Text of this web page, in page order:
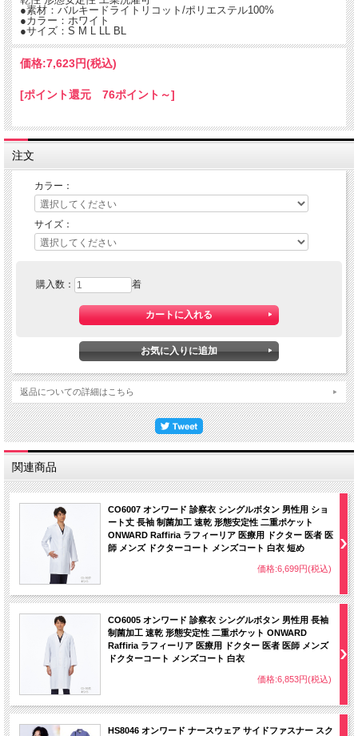
●素材：バルキードライトリコット/ポリエステル100%
●カラー：ホワイト
●サイズ：S M L LL BL
価格:7,623円(税込)
[ポイント還元 76ポイント～]
注文
カラー：
サイズ：
購入数： 着
返品についての詳細はこちら
関連商品
CO6007 オンワード 診察衣 シングルボタン 男性用 ショ
ート丈 長袖 制菌加工 速乾 形態安定性 二重ポケット
ONWARD Raffiria ラフィーリア 医療用 ドクター 医者 医
師 メンズ ドクターコート メンズコート 白衣 短め
価格:6,699円(税込)
CO6005 オンワード 診察衣 シングルボタン 男性用 長袖
制菌加工 速乾 形態安定性 二重ポケット ONWARD
Raffiria ラフィーリア 医療用 ドクター 医者 医師 メンズ
ドクターコート メンズコート 白衣
価格:6,853円(税込)
HS8046 オンワード ナースウェア サイドファスナー スク